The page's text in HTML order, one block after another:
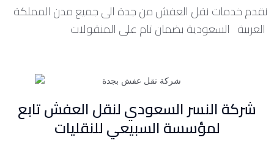
نقدم خدمات نقل العفش من جدة الى جميع مدن المملكة
شركة النسر السعودي لنقل العفش تابع
لمؤسسة السبيعي للنقليات